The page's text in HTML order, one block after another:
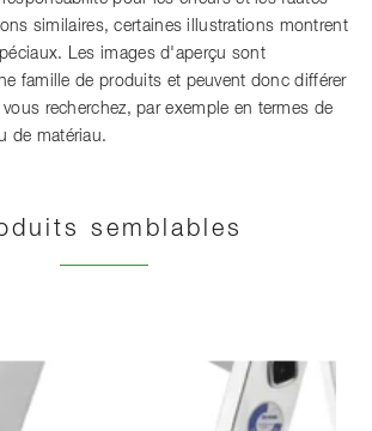
similaires, certaines illustrations montrent
Les images d'aperçu sont
famille de produits et peuvent donc différer
recherchez, par exemple en termes de
de matériau.
semblables